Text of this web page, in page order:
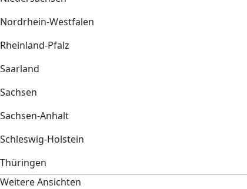
Nordrhein-Westfalen
Rheinland-Pfalz
Saarland
Sachsen
Sachsen-Anhalt
Schleswig-Holstein
Thüringen
Weitere Ansichten